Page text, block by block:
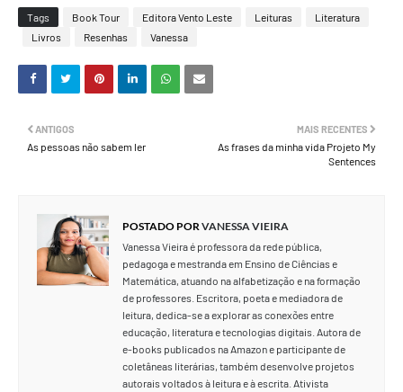
Tags Book Tour Editora Vento Leste Leituras
Literatura
Livros
Resenhas Vanessa
MAIS RECENTES
As frases da minha vida Projeto My
Sentences
ANTIGOS
As pessoas não sabem ler
POSTADO POR VANESSA VIEIRA
Vanessa Vieira é professora da rede pública,
pedagoga e mestranda em Ensino de Ciências e
Matemática, atuando na alfabetização e na formação
de professores. Escritora, poeta e mediadora de
leitura, dedica-se a explorar as conexões entre
educação, literatura e tecnologias digitais. Autora de
e-books publicados na Amazon e participante de
coletâneas literárias, também desenvolve projetos
autorais voltados à leitura e à escrita. Ativista